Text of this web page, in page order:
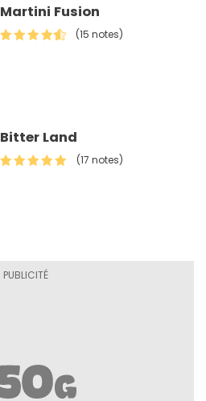
Martini Fusion
(15 notes)
Bitter Land
(17 notes)